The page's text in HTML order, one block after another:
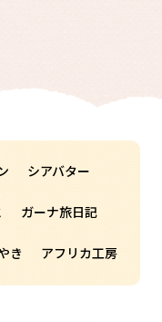
シアバター
ガーナ旅日記
き アフリカ工房